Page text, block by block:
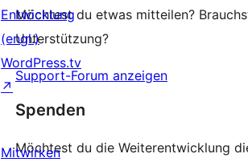
Möchtest du etwas mitteilen?
Unterstützung?
Support-Forum anzeigen
Spenden
Möchtest du die Weiterentwicklung
Entwicklung
(engl.)
WordPress.tv
↗
Mitwirken